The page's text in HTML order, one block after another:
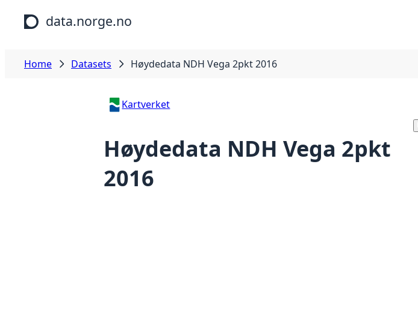
Skip to main content
data.norge.no
Home Datasets Høydedata NDH Vega 2pkt 2016
Kartverket
Høydedata NDH Vega 2pkt
2016